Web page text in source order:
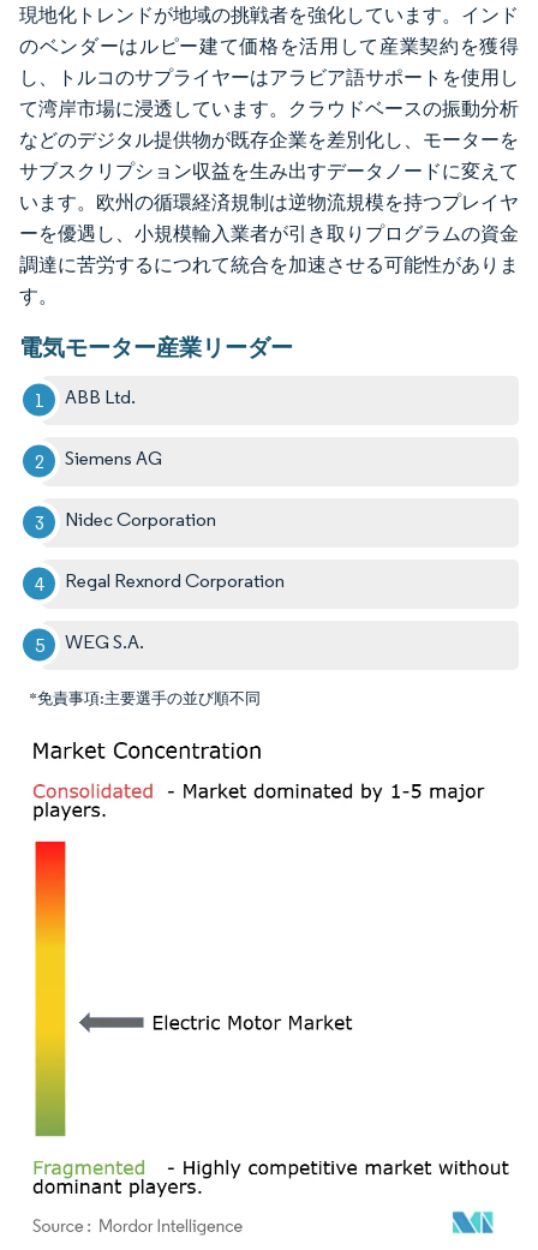
現地化トレンドが地域の挑戦者を強化しています。インド
のベンダーはルピー建て価格を活用して産業契約を獲得
し、トルコのサプライヤーはアラビア語サポートを使用し
て湾岸市場に浸透しています。クラウドベースの振動分析
などのデジタル提供物が既存企業を差別化し、モーターを
サブスクリプション収益を生み出すデータノードに変えて
います。欧州の循環経済規制は逆物流規模を持つプレイヤ
ーを優遇し、小規模輸入業者が引き取りプログラムの資金
調達に苦労するにつれて統合を加速させる可能性がありま
す。
電気モーター産業リーダー
ABB Ltd.
Siemens AG
Nidec Corporation
Regal Rexnord Corporation
WEG S.A.
*免責事項:主要選手の並び順不同